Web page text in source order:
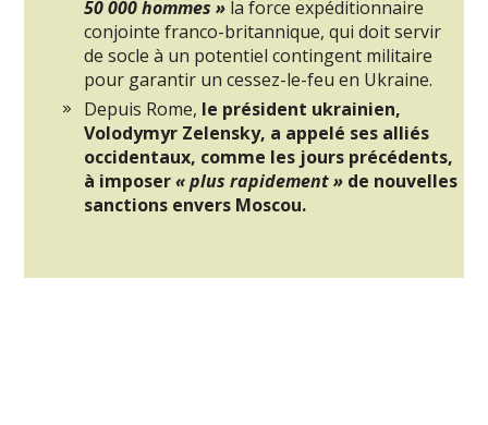
50 000 hommes » la force expéditionnaire
conjointe franco-britannique, qui doit servir
de socle à un potentiel contingent militaire
pour garantir un cessez-le-feu en Ukraine.
Depuis Rome, le président ukrainien,
Volodymyr Zelensky, a appelé ses alliés
occidentaux, comme les jours précédents,
à imposer« plus rapidement » de nouvelles
sanctions envers Moscou.